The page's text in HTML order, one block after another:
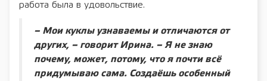
работа была в удовольствие.
– Мои куклы узнаваемы и отличаются от
других, – говорит Ирина. – Я не знаю
почему, может, потому, что я почти всё
придумываю сама. Создаёшь особенный